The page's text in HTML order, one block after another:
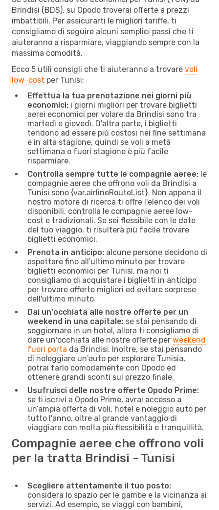
Brindisi (BDS), su Opodo troverai offerte a prezzi
imbattibili. Per assicurarti le migliori tariffe, ti
consigliamo di seguire alcuni semplici passi che ti
aiuteranno a risparmiare, viaggiando sempre con la
massima comodità.
Ecco 5 utili consigli che ti aiuteranno a trovare voli
low-cost per Tunisi:
Effettua la tua prenotazione nei giorni più
economici: i giorni migliori per trovare biglietti
aerei economici per volare da Brindisi sono tra
martedì e giovedì. D'altra parte, i biglietti
tendono ad essere più costosi nei fine settimana
e in alta stagione, quindi se voli a metà
settimana o fuori stagione è più facile
risparmiare.
Controlla sempre tutte le compagnie aeree: le
compagnie aeree che offrono voli da Brindisi a
Tunisi sono {​var.airlineRouteList}. Non appena il
nostro motore di ricerca ti offre l'elenco dei voli
disponibili, controlla le compagnie aeree low-
cost e tradizionali. Se sei flessibile con le date
del tuo viaggio, ti risulterà più facile trovare
biglietti economici.
Prenota in anticipo: alcune persone decidono di
aspettare fino all'ultimo minuto per trovare
biglietti economici per Tunisi, ma noi ti
consigliamo di acquistare i biglietti in anticipo
per trovare offerte migliori ed evitare sorprese
dell'ultimo minuto.
Dai un'occhiata alle nostre offerte per un
weekend in una capitale: se stai pensando di
soggiornare in un hotel, allora ti consigliamo di
dare un'occhiata alle nostre offerte per weekend
fuori porta da Brindisi. Inoltre, se stai pensando
di noleggiare un'auto per esplorare Tunisia,
potrai farlo comodamente con Opodo ed
ottenere grandi sconti sul prezzo finale.
Usufruisci delle nostre offerte Opodo Prime:
se ti iscrivi a Opodo Prime, avrai accesso a
un’ampia offerta di voli, hotel e noleggio auto per
tutto l'anno, oltre al grande vantaggio di
viaggiare con molta più flessibilità e tranquillità.
Compagnie aeree che offrono voli
per la tratta Brindisi - Tunisi
Scegliere attentamente il tuo posto:
considera lo spazio per le gambe e la vicinanza ai
servizi. Ad esempio, se viaggi con bambini,